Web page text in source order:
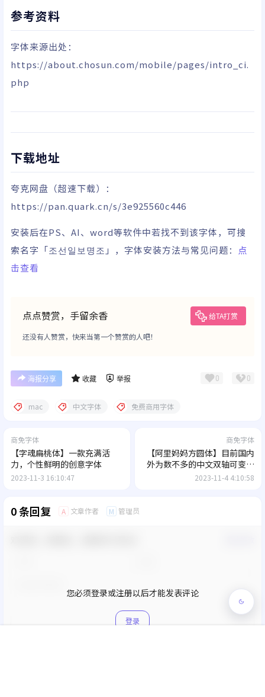
参考资料
字体来源出处：
https://about.chosun.com/mobile/pages/intro_ci.
php
下载地址
夸克网盘 （超速下载）
：
https://pan.quark.cn/s/3e925560c446
安装后在PS、AI、word等软件中若找不到该字体，可搜
索名字「조선일보명조」，字体安装方法与常见问题： 点
击查看
点点赞赏，手留余香 给TA打赏
还没有人赞赏，快来当第一个赞赏的人吧！
海报分享 收藏 举报 0 0
mac 中文字体 免费商用字体
商免字体
【字魂扁桃体】一款充满活
力，个性鲜明的创意字体
2023-11-3 16:10:47
商免字体
【阿里妈妈方圆体】目前国内
外为数不多的中文双轴可变字
体
2023-11-4 4:10:58
0 条回复 A 文章作者 M 管理员
您必须登录或注册以后才能发表评论
登录